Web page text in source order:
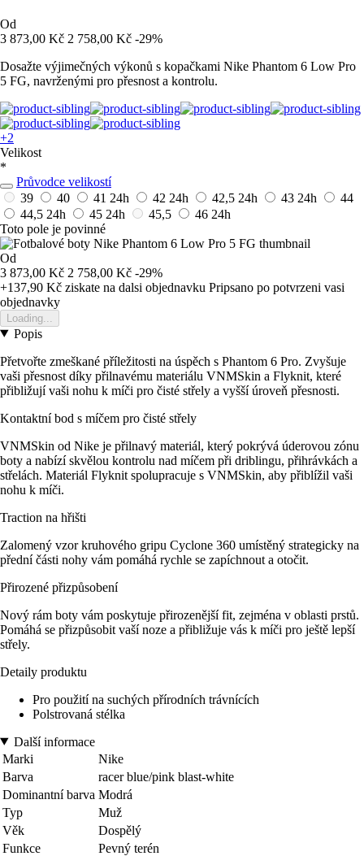
Od
3 873,00 Kč 2 758,00 Kč -29%
Dosažte výjimečných výkonů s kopačkami Nike Phantom 6 Low Pro
5 FG, navrženými pro přesnost a kontrolu.
+2
Velikost
*
Průvodce velikostí
39
40 41 24h 42 24h 42,5 24h 43 24h
44
44,5 24h 45 24h 45,5 46 24h
Toto pole je povinné
Od
3 873,00 Kč 2 758,00 Kč -29%
+137,90 Kč ziskate na dalsi objednavku Pripsano po potvrzeni vasi
objednavky
Loading...
Popis
Přetvořte zmeškané příležitosti na úspěch s Phantom 6 Pro. Zvyšuje
vaši přesnost díky přilnavému materiálu VNMSkin a Flyknit, které
přibližují vaši nohu k míči pro čisté střely a vyšší úroveň přesnosti.
Kontaktní bod s míčem pro čisté střely
VNMSkin od Nike je přilnavý materiál, který pokrývá úderovou zónu
boty a nabízí skvělou kontrolu nad míčem při driblingu, přihrávkách a
střelách. Materiál Flyknit spolupracuje s VNMSkin, aby přiblížil vaši
nohu k míči.
Traction na hřišti
Zalomený vzor kruhového gripu Cyclone 360 umístěný strategicky na
přední části nohy vám pomáhá rychle se zapíchnout a otočit.
Přirozené přizpůsobení
Nový rám boty vám poskytuje přirozenější fit, zejména v oblasti prstů.
Pomáhá se přizpůsobit vaší noze a přibližuje vás k míči pro ještě lepší
střely.
Detaily produktu
Pro použití na suchých přírodních trávnících
Polstrovaná stélka
Další informace
Marki
Nike
Barva
racer blue/pink blast-white
Dominantní barva Modrá
Typ
Muž
Věk
Dospělý
Funkce
Pevný terén